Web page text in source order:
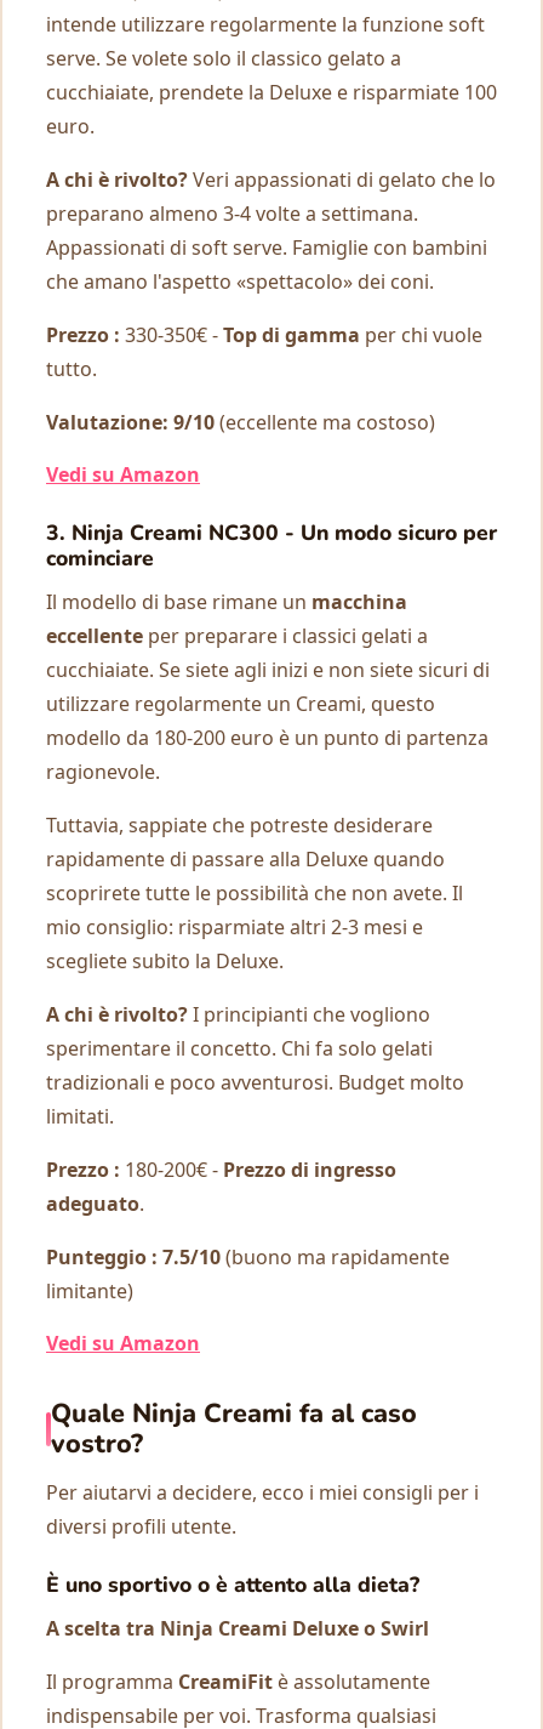
intende utilizzare regolarmente la funzione soft
serve. Se volete solo il classico gelato a
cucchiaiate, prendete la Deluxe e risparmiate 100
euro.
A chi è rivolto?Veri appassionati di gelato che lo
preparano almeno 3-4 volte a settimana.
Appassionati di soft serve. Famiglie con bambini
che amano l'aspetto «spettacolo» dei coni.
Prezzo : 330-350€ -Top di gamma per chi vuole
tutto.
Valutazione: 9/10(eccellente ma costoso)
Vedi su Amazon
3. Ninja Creami NC300 - Un modo sicuro per
cominciare
Il modello di base rimane un macchina
eccellente per preparare i classici gelati a
cucchiaiate. Se siete agli inizi e non siete sicuri di
utilizzare regolarmente un Creami, questo
modello da 180-200 euro è un punto di partenza
ragionevole.
Tuttavia, sappiate che potreste desiderare
rapidamente di passare alla Deluxe quando
scoprirete tutte le possibilità che non avete. Il
mio consiglio: risparmiate altri 2-3 mesi e
scegliete subito la Deluxe.
A chi è rivolto?I principianti che vogliono
sperimentare il concetto. Chi fa solo gelati
tradizionali e poco avventurosi. Budget molto
limitati.
Prezzo : 180-200€ - Prezzo di ingresso
adeguato.
Punteggio : 7.5/10(buono ma rapidamente
limitante)
Vedi su Amazon
Quale Ninja Creami fa al caso
vostro?
Per aiutarvi a decidere, ecco i miei consigli per i
diversi profili utente.
È uno sportivo o è attento alla dieta?
A scelta tra Ninja Creami Deluxe o Swirl
Il programma CreamiFit è assolutamente
indispensabile per voi. Trasforma qualsiasi